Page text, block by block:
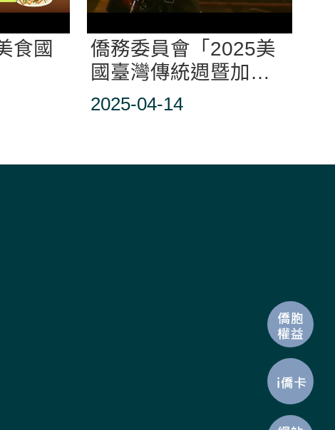
食國
僑務委員會「2025美
國臺灣傳統週暨加拿
大亞裔傳統月」美加
片
2025-04-14